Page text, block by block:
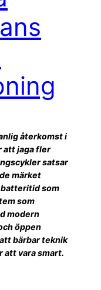
återkomst i
att jaga fler
satsar
märket
som
som
modern
öppen
bärbar teknik
att vara smart.